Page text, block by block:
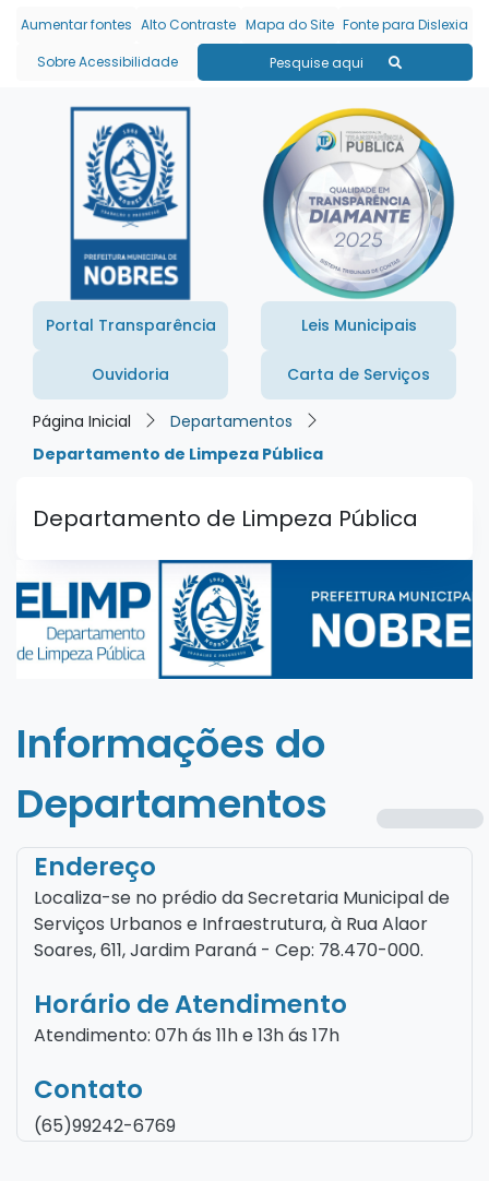
Seção de atalhos e
Ir para o conteúdo [alt+1]
Ir para o menu [alt+2]
Ir para a busca [alt+3]
Ir para o rodapé [alt+4]
Aumentar fontes Alto Contraste Mapa do Site Fonte para Dislexia
Sobre Acessibilidade
Pesquise aqui
Portal Transparência Leis Municipais
Ouvidoria Carta de Serviços
Página Inicial
Departamentos
Departamento de Limpeza Pública
Departamento de Limpeza Pública
Informações do
Departamentos
Endereço
Localiza-se no prédio da Secretaria Municipal de
Serviços Urbanos e Infraestrutura, à Rua Alaor
Soares, 611, Jardim Paraná - Cep: 78.470-000.
Horário de Atendimento
Atendimento: 07h ás 11h e 13h ás 17h
Contato
(65)99242-6769